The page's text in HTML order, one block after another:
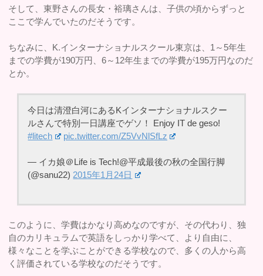
そして、東野さんの長女・裕璃さんは、子供の頃からずっと
ここで学んでいたのだそうです。
ちなみに、K.インターナショナルスクール東京は、1～5年生
までの学費が190万円、6～12年生までの学費が195万円なのだ
とか。
今日は清澄白河にあるKインターナショナルスクー
ルさんで特別一日講座でゲソ！ Enjoy IT de geso!
#litech
pic.twitter.com/Z5VvNlSfLz
— イカ娘＠Life is Tech!@平成最後の秋の全国行脚
(@sanu22) 2015年1月24日
このように、学費はかなり高めなのですが、その代わり、独
自のカリキュラムで英語をしっかり学べて、より自由に、
様々なことを学ぶことができる学校なので、多くの人から高
く評価されている学校なのだそうです。